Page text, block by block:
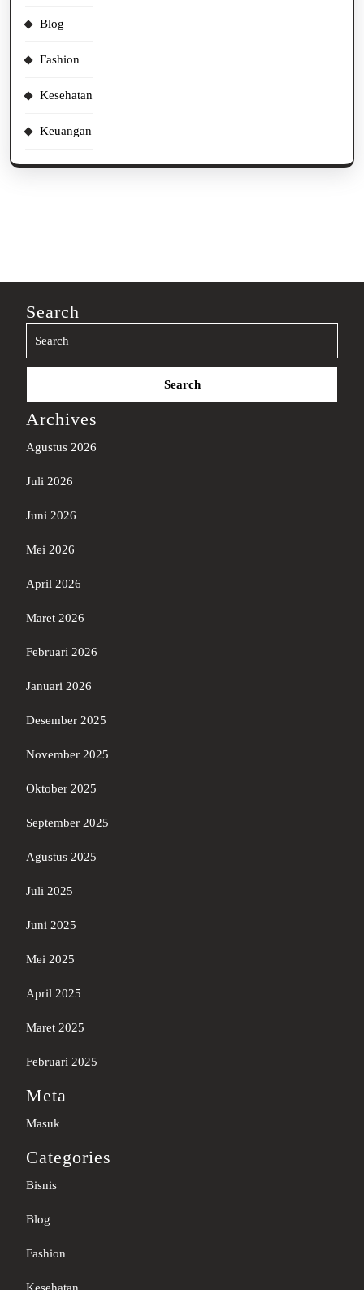
Blog
Fashion
Kesehatan
Keuangan
Search
Search
Archives
Agustus 2026
Juli 2026
Juni 2026
Mei 2026
April 2026
Maret 2026
Februari 2026
Januari 2026
Desember 2025
November 2025
Oktober 2025
September 2025
Agustus 2025
Juli 2025
Juni 2025
Mei 2025
April 2025
Maret 2025
Februari 2025
Meta
Masuk
Categories
Bisnis
Blog
Fashion
Kesehatan